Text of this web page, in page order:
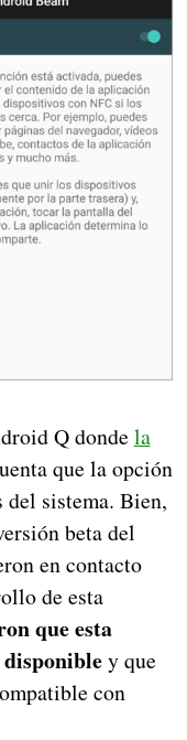
Q donde la
que la opción
del sistema. Bien,
beta del
en contacto
de esta
que esta
y que
con